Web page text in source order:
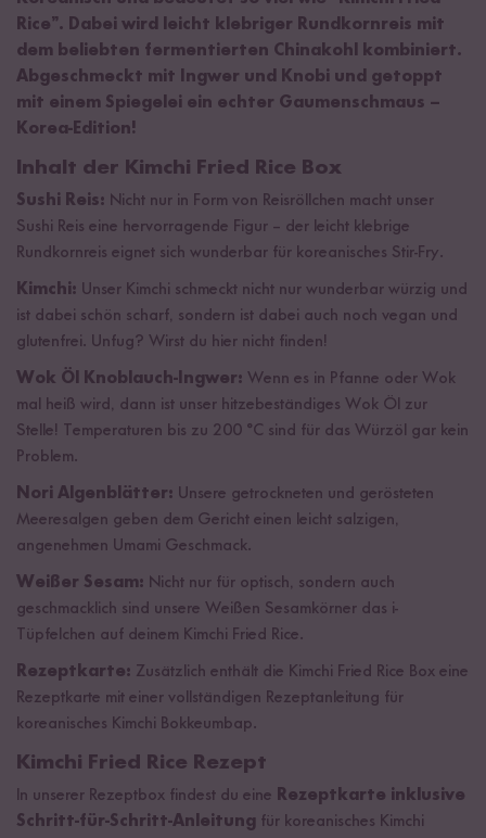
Rice”. Dabei wird leicht klebriger Rundkornreis mit
dem beliebten fermentierten Chinakohl kombiniert.
Abgeschmeckt mit Ingwer und Knobi und getoppt
mit einem Spiegelei ein echter Gaumenschmaus –
Korea-Edition!
Inhalt der Kimchi Fried Rice Box
Sushi Reis: Nicht nur in Form von Reisröllchen macht unser
Sushi Reis eine hervorragende Figur – der leicht klebrige
Rundkornreis eignet sich wunderbar für koreanisches Stir-Fry.
Kimchi: Unser Kimchi schmeckt nicht nur wunderbar würzig und
ist dabei schön scharf, sondern ist dabei auch noch vegan und
glutenfrei. Unfug? Wirst du hier nicht finden!
Wok Öl Knoblauch-Ingwer: Wenn es in Pfanne oder Wok
mal heiß wird, dann ist unser hitzebeständiges Wok Öl zur
Stelle! Temperaturen bis zu 200 °C sind für das Würzöl gar kein
Problem.
Nori Algenblätter: Unsere getrockneten und gerösteten
Meeresalgen geben dem Gericht einen leicht salzigen,
angenehmen Umami Geschmack.
Weißer Sesam: Nicht nur für optisch, sondern auch
geschmacklich sind unsere Weißen Sesamkörner das i-
Tüpfelchen auf deinem Kimchi Fried Rice.
Rezeptkarte: Zusätzlich enthält die Kimchi Fried Rice Box eine
Rezeptkarte mit einer vollständigen Rezeptanleitung für
koreanisches Kimchi Bokkeumbap.
Kimchi Fried Rice Rezept
In unserer Rezeptbox findest du eine Rezeptkarte inklusive
Schritt-für-Schritt-Anleitung für koreanisches Kimchi